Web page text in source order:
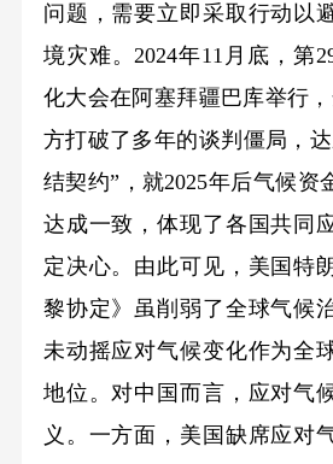
问题，需要立即采取行动以
境灾难。2024年11月底，第
化大会在阿塞拜疆巴库举行
方打破了多年的谈判僵局，
结契约”，就2025年后气候资
达成一致，体现了各国共同
定决心。由此可见，美国特
黎协定》虽削弱了全球气候
未动摇应对气候变化作为全
地位。对中国而言，应对气
义。一方面，美国缺席应对